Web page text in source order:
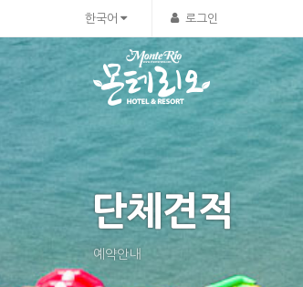
한국어 로그인
단체견적
예약안내
Sketchbook5, 스케치북5